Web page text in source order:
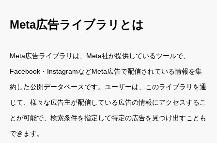
Meta広告ライブラリとは
Meta広告ライブラリは、Meta社が提供しているツールで、
Facebook・InstagramなどMeta広告で配信されている情報を集
約した公開データベースです。ユーザーは、このライブラリを通
じて、様々な広告主が配信している広告の情報にアクセスするこ
とが可能で、検索条件を指定して特定の広告を見つけ出すことも
できます。